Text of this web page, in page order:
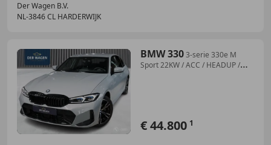
Der Wagen B.V.
NL-3846 CL HARDERWIJK
BMW 3303-serie 330e M
Sport 22KW / ACC / HEADUP /
€ 44.800 1